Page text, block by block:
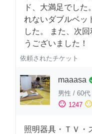
ド、大満足でした
れないダブルベッ
した。 また、次
うございました！
依頼されたチケット
maaasa
男性 / 60代
sentiment_satisfied 1247 sentiment_neutral
照明器具・ＴＶ・